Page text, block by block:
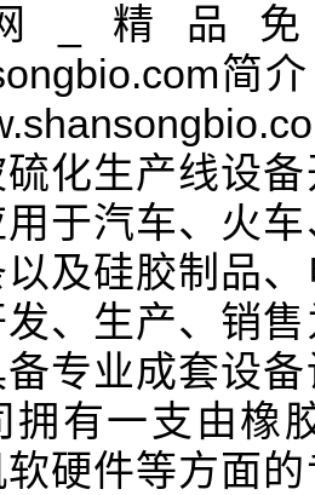
_精品
简
化生产线设
于汽车、火
及硅胶制品
、生产、销
专业成套设
拥有一支由橡
硬件等方面